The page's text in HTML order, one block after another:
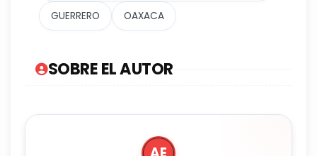
GUERRERO OAXACA
SOBRE EL AUTOR